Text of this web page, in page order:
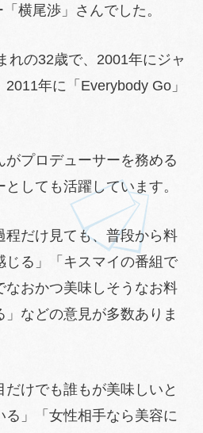
横尾渉」さんでした。
れの32歳で、2001年にジャ
年に「Everybody Go」
がプロデューサーを務める
としても活躍しています。
程だけ見ても、普段から料
じる」「キスマイの番組で
なおかつ美味しそうなお料
などの意見が多数ありま
だけでも誰もが美味しいと
る」「女性相手なら美容に